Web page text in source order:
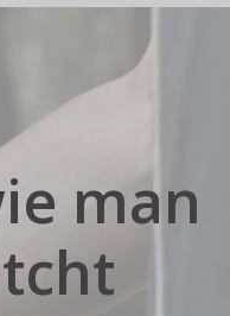
man